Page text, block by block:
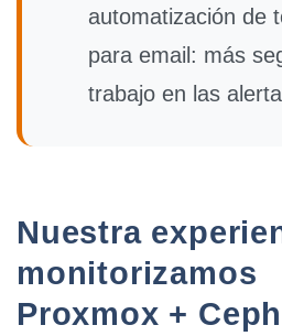
automatización de
para email: más
trabajo en las
Nuestra
monitorizamos
Proxmox +